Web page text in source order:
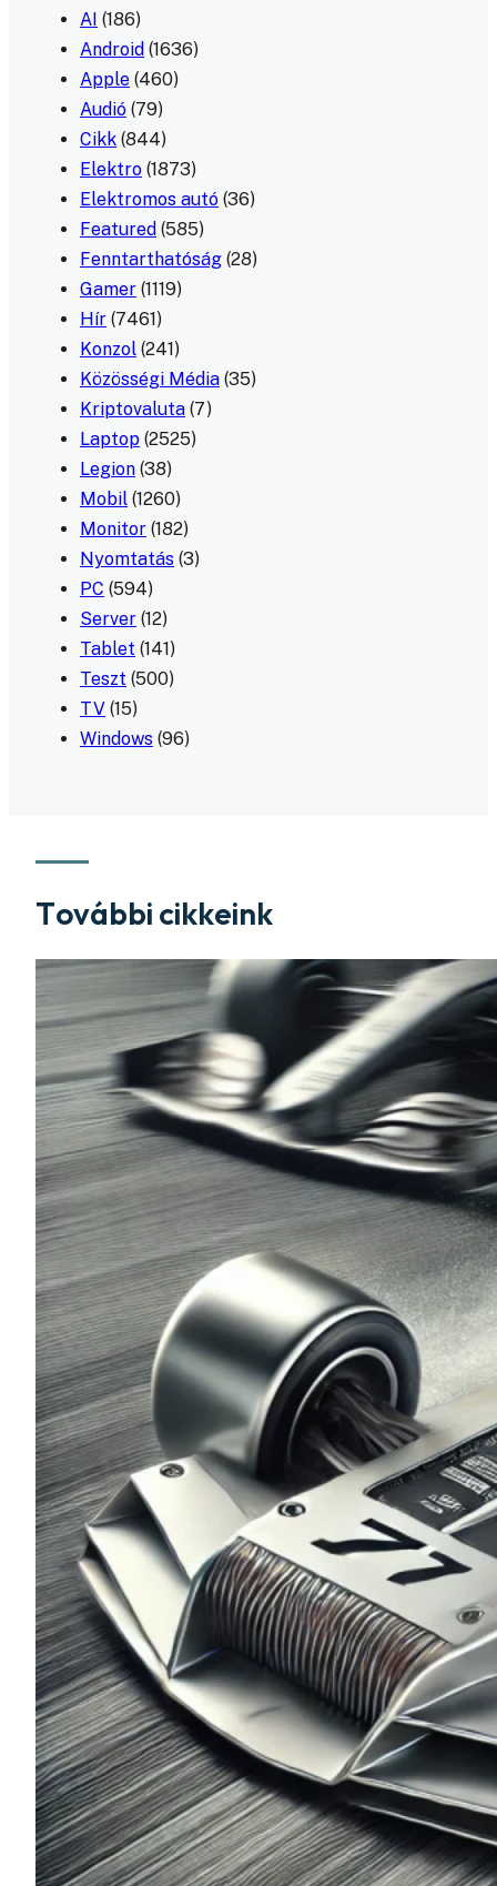
AI (186)
Android (1636)
Apple (460)
Audió (79)
Cikk (844)
Elektro (1873)
Elektromos autó (36)
Featured (585)
Fenntarthatóság (28)
Gamer (1119)
Hír (7461)
Konzol (241)
Közösségi Média (35)
Kriptovaluta (7)
Laptop (2525)
Legion (38)
Mobil (1260)
Monitor (182)
Nyomtatás (3)
PC (594)
Server (12)
Tablet (141)
Teszt (500)
TV (15)
Windows (96)
További cikkeink